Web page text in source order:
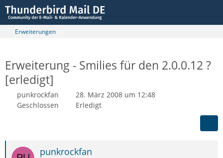
Erweiterungen
Erweiterung - Smilies für den 2.0.0.12 ?
[erledigt]
punkrockfan
28. März 2008 um 12:48
Geschlossen
Erledigt
punkrockfan